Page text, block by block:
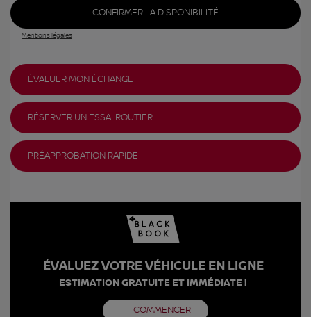
CONFIRMER LA DISPONIBILITÉ
Mentions légales
ÉVALUER MON ÉCHANGE
RÉSERVER UN ESSAI ROUTIER
PRÉAPPROBATION RAPIDE
ÉVALUEZ VOTRE VÉHICULE EN LIGNE
ESTIMATION GRATUITE ET IMMÉDIATE !
COMMENCER